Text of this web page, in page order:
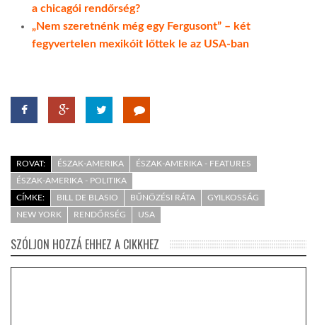
a chicagói rendőrség?
„Nem szeretnénk még egy Fergusont” – két
fegyvertelen mexikóit lőttek le az USA-ban
ROVAT: ÉSZAK-AMERIKA
ÉSZAK-AMERIKA - FEATURES
ÉSZAK-AMERIKA - POLITIKA
CÍMKE:
BILL DE BLASIO BŰNÖZÉSI RÁTA
GYILKOSSÁG
NEW YORK
RENDŐRSÉG USA
SZÓLJON HOZZÁ EHHEZ A CIKKHEZ